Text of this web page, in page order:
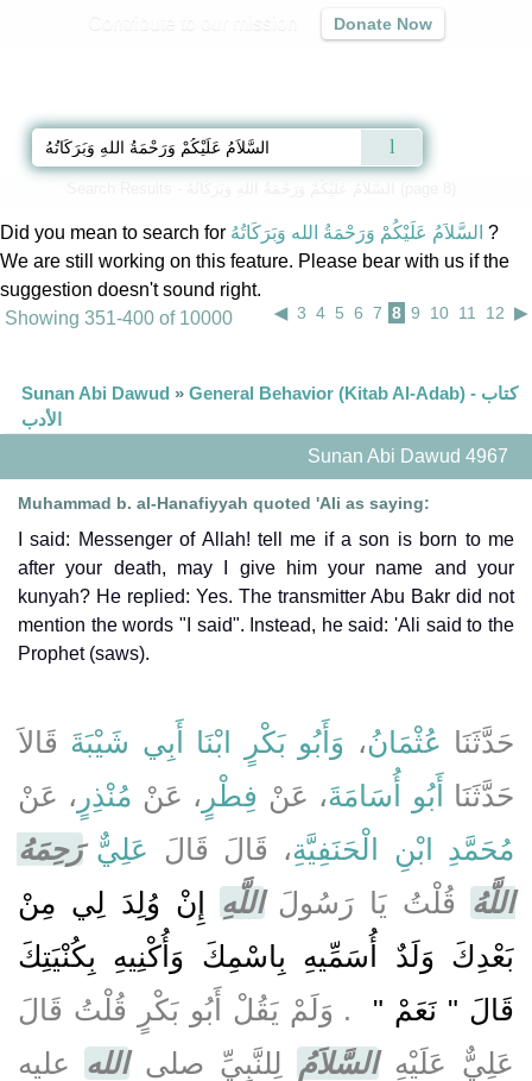
Donate Now
Did you mean to search for السَّلاَمُ عَلَيْكُمْ وَرَحْمَةُ الله وَبَرَكَاتُهُ ?
We are still working on this feature. Please bear with us if the
suggestion doesn't sound right.
Showing 351-400 of 10000
◀ 3 4 5 6 7 8 9 10 11 12 ▶
Sunan Abi Dawud » General Behavior (Kitab Al-Adab) - كتاب
الأدب
Sunan Abi Dawud 4967
Muhammad b. al-Hanafiyyah quoted 'Ali as saying:
I said: Messenger of Allah! tell me if a son is born to me
after your death, may I give him your name and your
kunyah? He replied: Yes. The transmitter Abu Bakr did not
mention the words "I said". Instead, he said: 'Ali said to the
Prophet (saws).
حَدَّثَنَا عُثْمَانُ، وَأَبُو بَكْرٍ ابْنَا أَبِي شَيْبَةَ قَالاَ
حَدَّثَنَا أَبُو أُسَامَةَ، عَنْ فِطْرٍ ، عَنْ مُنْذِرٍ ، عَنْ
مُحَمَّدِ ابْنِ الْحَنَفِيَّةِ، قَالَ قَالَ عَلِيٌّ رَحِمَهُ
اللَّهُ قُلْتُ يَا رَسُولَاللَّهِ
إِنْ وُلِدَ لِي مِنْ
بَعْدِكَ وَلَدٌ أُسَمِّيهِ بِاسْمِكَ وَأُكْنِيهِ بِكُنْيَتِكَ
قَالَ ‏"‏ نَعَمْ ‏"
‏ ‏.‏ وَلَمْ يَقُلْ أَبُو بَكْرٍ قُلْتُ قَالَ
عَلِيٌّ عَلَيْهِالسَّلاَمُ لِلنَّبِيِّ صلىالله عليه